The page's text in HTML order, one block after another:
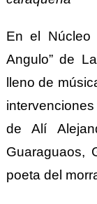
En el Núcleo
Angulo” de
lleno de
de Alí
Guaraguaos,
poeta del